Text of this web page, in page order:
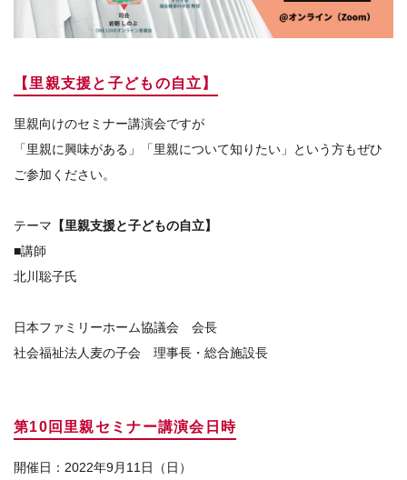
【里親支援と子どもの自立】
里親向けのセミナー講演会ですが
「里親に興味がある」「里親について知りたい」という方もぜひ
ご参加ください。
テーマ 【里親支援と子どもの自立】
■講師
北川聡子氏
日本ファミリーホーム協議会 会長
社会福祉法人麦の子会 理事長・総合施設長
第10回里親セミナー講演会日時
開催日：2022年9月11日（日）